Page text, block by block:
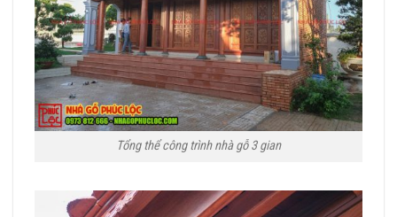
Tổng thể công trình nhà gỗ 3 gian